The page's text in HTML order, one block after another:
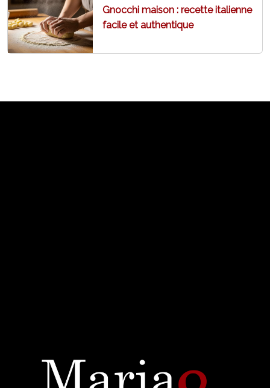
Gnocchi maison : recette italienne
facile et authentique